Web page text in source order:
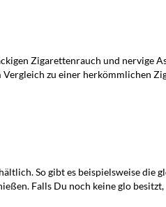
Zigarettenrauch und
zu einer herkömmlichen
So gibt es beispielsweise
Falls Du noch keine glo